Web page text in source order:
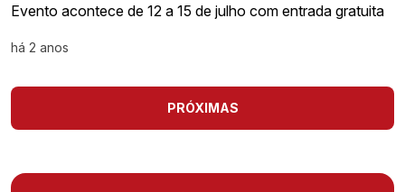
Evento acontece de 12 a 15 de julho com entrada gratuita
há 2 anos
PRÓXIMAS